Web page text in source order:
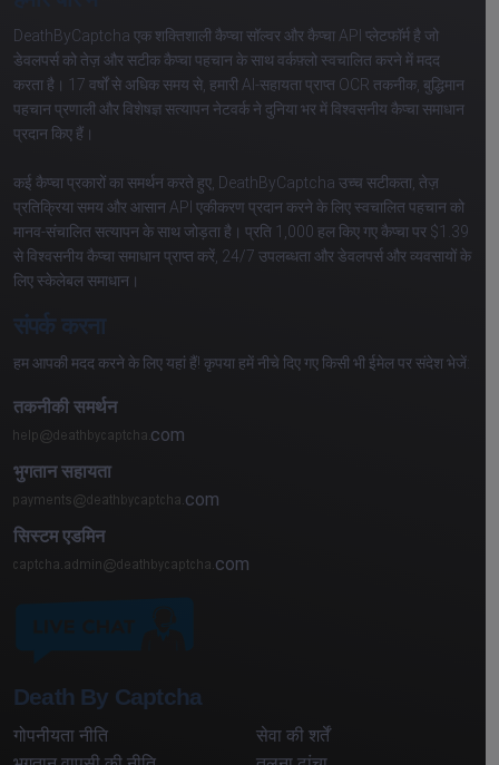
DeathByCaptcha एक शक्तिशाली कैप्चा सॉल्वर और कैप्चा API प्लेटफॉर्म है जो
डेवलपर्स को तेज़ और सटीक कैप्चा पहचान के साथ वर्कफ़्लो स्वचालित करने में मदद
करता है। 17 वर्षों से अधिक समय से, हमारी AI-सहायता प्राप्त OCR तकनीक, बुद्धिमान
पहचान प्रणाली और विशेषज्ञ सत्यापन नेटवर्क ने दुनिया भर में विश्वसनीय कैप्चा समाधान
प्रदान किए हैं।
कई कैप्चा प्रकारों का समर्थन करते हुए, DeathByCaptcha उच्च सटीकता, तेज़
प्रतिक्रिया समय और आसान API एकीकरण प्रदान करने के लिए स्वचालित पहचान को
मानव-संचालित सत्यापन के साथ जोड़ता है। प्रति 1,000 हल किए गए कैप्चा पर $1.39
से विश्वसनीय कैप्चा समाधान प्राप्त करें, 24/7 उपलब्धता और डेवलपर्स और व्यवसायों के
लिए स्केलेबल समाधान।
संपर्क करना
हम आपकी मदद करने के लिए यहां हैं! कृपया हमें नीचे दिए गए किसी भी ईमेल पर संदेश भेजें:
तकनीकी समर्थन
com
भुगतान सहायता
com
सिस्टम एडमिन
com
Death By Captcha
गोपनीयता नीति
सेवा की शर्तें